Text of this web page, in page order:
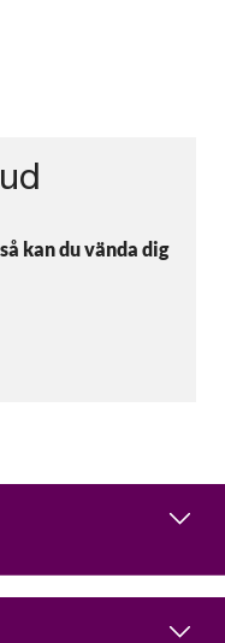
kan du vända dig